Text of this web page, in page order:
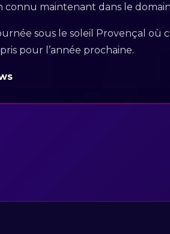
connu maintenant dans le
sous le soleil Provençal où
pour l’année prochaine.